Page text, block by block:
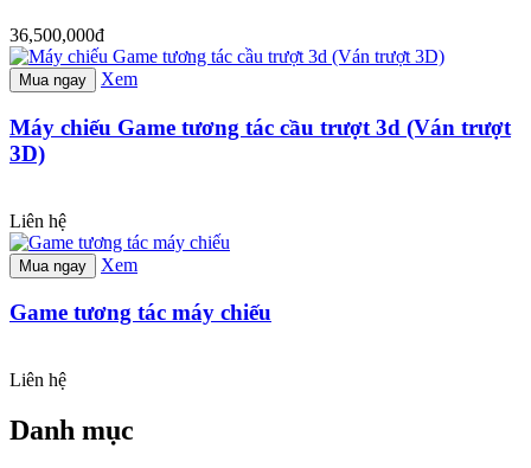
36,500,000đ
Mua ngay Xem
Máy chiếu Game tương tác cầu trượt 3d (Ván trượt
3D)
Liên hệ
Mua ngay Xem
Game tương tác máy chiếu
Liên hệ
Danh mục